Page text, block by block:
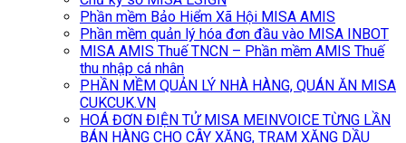
Phần mềm Bảo Hiểm Xã Hội MISA AMIS
Phần mềm quản lý hóa đơn đầu vào MISA INBOT
MISA AMIS Thuế TNCN – Phần mềm AMIS Thuế
thu nhập cá nhân
PHẦN MỀM QUẢN LÝ NHÀ HÀNG, QUÁN ĂN MISA
CUKCUK.VN
HOÁ ĐƠN ĐIỆN TỬ MISA MEINVOICE TỪNG LẦN
BÁN HÀNG CHO CÂY XĂNG, TRẠM XĂNG DẦU